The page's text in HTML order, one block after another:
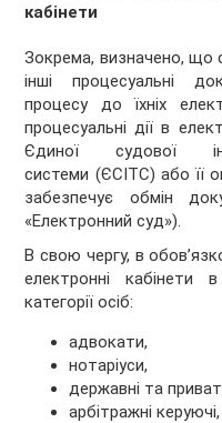
кабінети
Зокрема, визначено, що
інші процесуальні
процесу до їхніх
процесуальні дії в
Єдиної судової
системи (ЄСІТС) або її
забезпечує обмін
«Електронний суд»).
В свою чергу, в
електронні кабінети
категорії осіб:
адвокати,
нотаріуси,
державні та
арбітражні керуючі,